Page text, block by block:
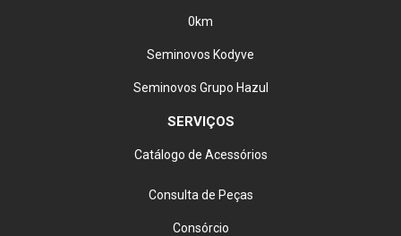
0km
Seminovos Kodyve
Seminovos Grupo Hazul
SERVIÇOS
Catálogo de Acessórios
Consulta de Peças
Consórcio